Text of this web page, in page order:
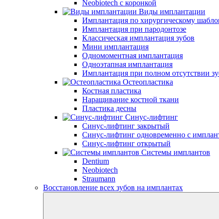
Neobiotech с коронкой
Виды имплантации
Имплантация по хирургическому
Имплантация при пародонтозе
Классическая имплантация зубов
Мини имплантация
Одномоментная имплантация
Одноэтапная имплантация
Имплантация при полном отсутствии
Остеопластика
Костная пластика
Наращивание костной ткани
Пластика десны
Синус-лифтинг
Синус-лифтинг закрытый
Синус-лифтинг одновременно с
Синус-лифтинг открытый
Системы имплантов
Dentium
Neobiotech
Straumann
Восстановление всех зубов на имплантах